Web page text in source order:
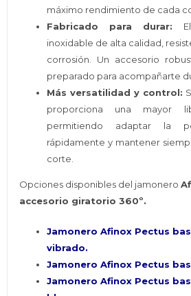
máximo rendimiento de cada
Fabricado para durar:
inoxidable de alta calidad,
corrosión. Un accesorio
preparado para acompañarte
Más versatilidad y control:
proporciona una mayor
permitiendo adaptar la
rápidamente y mantener
corte.
Opciones disponibles del jamonero
accesorio giratorio 360º.
Jamonero Afinox Pectus
vibrado.
Jamonero Afinox Pectus
Jamonero Afinox Pectus